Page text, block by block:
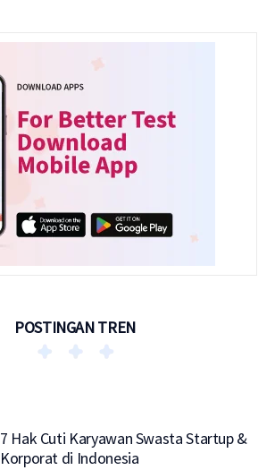
POSTINGAN TREN
7 Hak Cuti Karyawan Swasta Startup &
Korporat di Indonesia